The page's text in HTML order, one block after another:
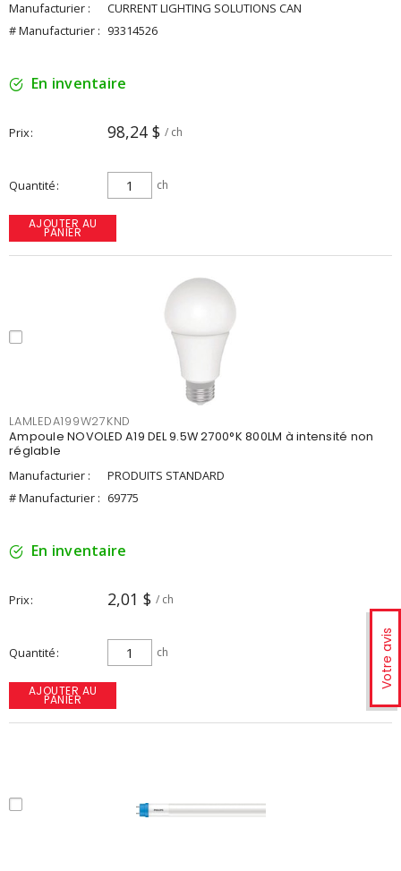
Votre avis
Manufacturier :
CURRENT LIGHTING SOLUTIONS CAN
# Manufacturier : 93314526
En inventaire
Prix 98,24 $ / ch
Quantité ch
AJOUTER AU
PANIER
LAMLEDA199W27KND
Ampoule NOVOLED A19 DEL 9.5W 2700°K 800LM à intensité non
réglable
Manufacturier :
PRODUITS STANDARD
# Manufacturier : 69775
En inventaire
Prix 2,01 $ / ch
Quantité ch
AJOUTER AU
PANIER